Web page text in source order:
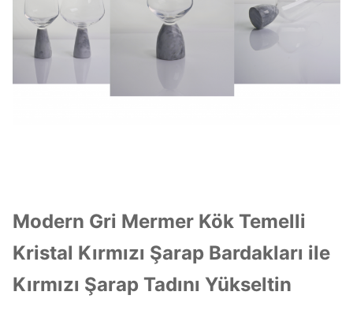
Modern Gri Mermer Kök Temelli
Kristal Kırmızı Şarap Bardakları ile
Kırmızı Şarap Tadını Yükseltin